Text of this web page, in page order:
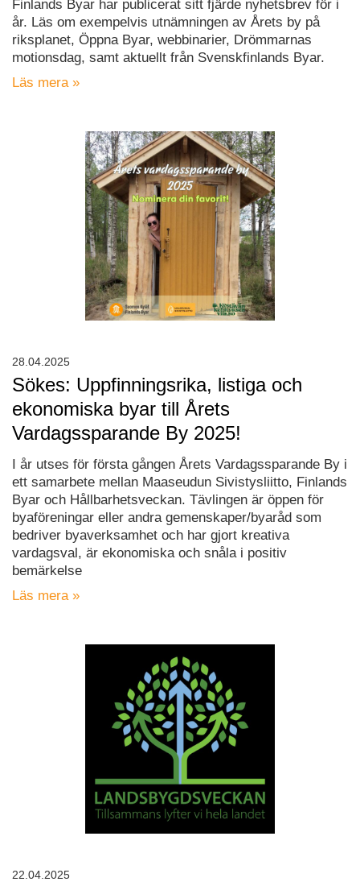
Finlands Byar har publicerat sitt fjärde nyhetsbrev för i
år. Läs om exempelvis utnämningen av Årets by på
riksplanet, Öppna Byar, webbinarier, Drömmarnas
motionsdag, samt aktuellt från Svenskfinlands Byar.
Läs mera »
Sökes: Uppfinningsrika, listiga och
ekonomiska byar till Årets
Vardagssparande By 2025!
I år utses för första gången Årets Vardagssparande By i
ett samarbete mellan Maaseudun Sivistysliitto, Finlands
Byar och Hållbarhetsveckan. Tävlingen är öppen för
byaföreningar eller andra gemenskaper/byaråd som
bedriver byaverksamhet och har gjort kreativa
vardagsval, är ekonomiska och snåla i positiv
bemärkelse
Läs mera »
28.04.2025
22.04.2025